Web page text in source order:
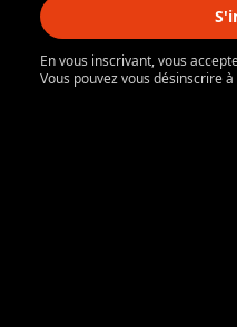
En vous inscrivant, vous
Vous pouvez vous désinscrire